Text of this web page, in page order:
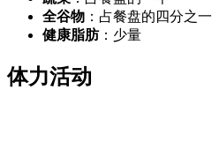
全谷物 ：占餐盘的四分之一
健康脂肪：少量
体力活动